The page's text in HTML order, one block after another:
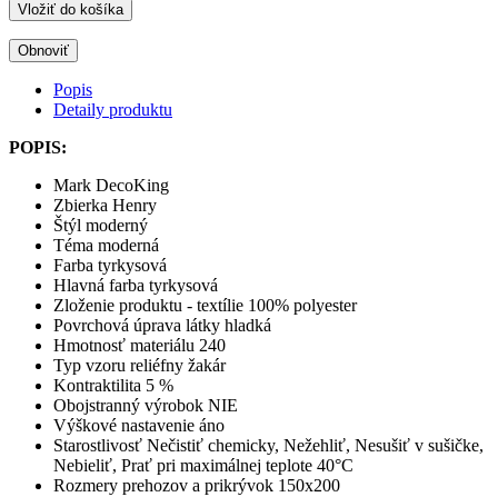
Vložiť do košíka
Popis
Detaily produktu
POPIS:
Mark DecoKing
Zbierka Henry
Štýl moderný
Téma moderná
Farba tyrkysová
Hlavná farba tyrkysová
Zloženie produktu - textílie 100% polyester
Povrchová úprava látky hladká
Hmotnosť materiálu 240
Typ vzoru reliéfny žakár
Kontraktilita 5 %
Obojstranný výrobok NIE
Výškové nastavenie áno
Starostlivosť Nečistiť chemicky, Nežehliť, Nesušiť v sušičke,
Nebieliť, Prať pri maximálnej teplote 40°C
Rozmery prehozov a prikrývok 150x200